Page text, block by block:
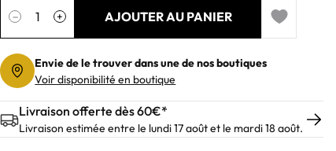
− +
AJOUTER AU PANIER
Add to
Envie de le trouver dans une de nos boutiques
Voir disponibilité en boutique
Livraison offerte dès 60€*
Livraison estimée entre le lundi 17 août et le mardi 18 août.